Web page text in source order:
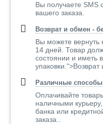
Вы получаете SMS
вашего заказа.
Возврат и обмен -
Вы можете вернуть
14 дней. Товар
состоянии и иметь
Различные
Оплачивайте
наличными
банка или
заказа..